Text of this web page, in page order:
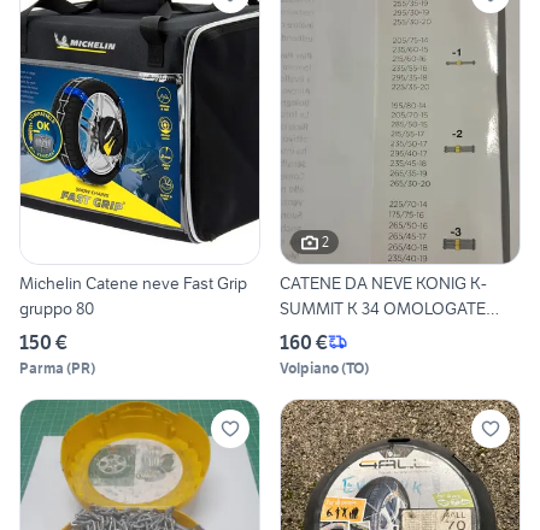
Michelin Catene neve Fast Grip
gruppo 80
150 €
Parma (PR)
2
CATENE DA NEVE KONIG K-
SUMMIT K 34 OMOLOGATE
NUOVE
160 €
Volpiano(TO)